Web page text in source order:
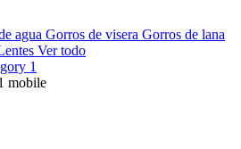
agua Gorros de visera Gorros de lana
Ver todo